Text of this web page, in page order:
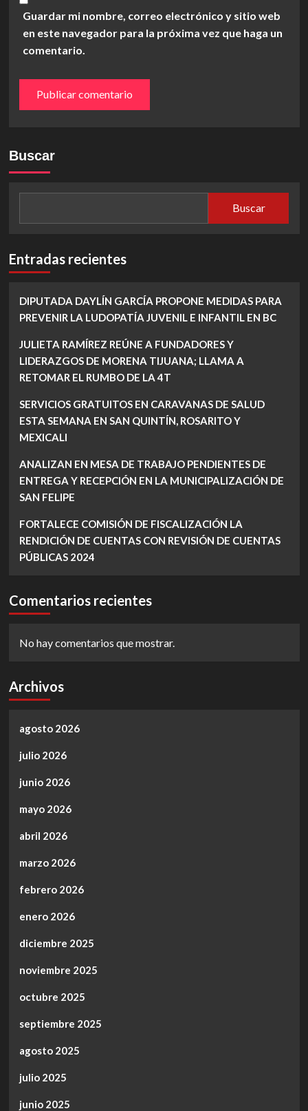
Guardar mi nombre, correo electrónico y sitio web
en este navegador para la próxima vez que haga un
comentario.
Buscar
Buscar
Entradas recientes
DIPUTADA DAYLÍN GARCÍA PROPONE MEDIDAS PARA
PREVENIR LA LUDOPATÍA JUVENIL E INFANTIL EN BC
JULIETA RAMÍREZ REÚNE A FUNDADORES Y
LIDERAZGOS DE MORENA TIJUANA; LLAMA A
RETOMAR EL RUMBO DE LA 4T
SERVICIOS GRATUITOS EN CARAVANAS DE SALUD
ESTA SEMANA EN SAN QUINTÍN, ROSARITO Y
MEXICALI
ANALIZAN EN MESA DE TRABAJO PENDIENTES DE
ENTREGA Y RECEPCIÓN EN LA MUNICIPALIZACIÓN DE
SAN FELIPE
FORTALECE COMISIÓN DE FISCALIZACIÓN LA
RENDICIÓN DE CUENTAS CON REVISIÓN DE CUENTAS
PÚBLICAS 2024
Comentarios recientes
No hay comentarios que mostrar.
Archivos
agosto 2026
julio 2026
junio 2026
mayo 2026
abril 2026
marzo 2026
febrero 2026
enero 2026
diciembre 2025
noviembre 2025
octubre 2025
septiembre 2025
agosto 2025
julio 2025
junio 2025